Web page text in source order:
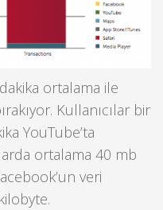
ortalama ile
Kullanıcılar bir
YouTube’ta
ortalama 40 mb
veri